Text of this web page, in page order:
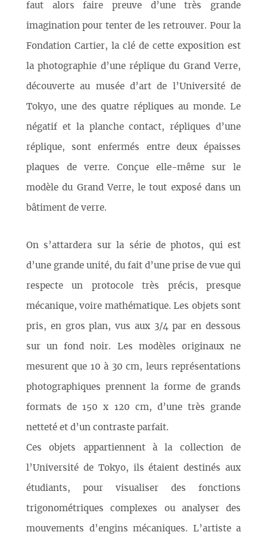
faut alors faire preuve d’une très grande
imagination pour tenter de les retrouver. Pour la
Fondation Cartier, la clé de cette exposition est
la photographie d’une réplique du Grand Verre,
découverte au musée d’art de l’Université de
Tokyo, une des quatre répliques au monde. Le
négatif et la planche contact, répliques d’une
réplique, sont enfermés entre deux épaisses
plaques de verre. Conçue elle-même sur le
modèle du Grand Verre, le tout exposé dans un
bâtiment de verre.
On s’attardera sur la série de photos, qui est
d’une grande unité, du fait d’une prise de vue qui
respecte un protocole très précis, presque
mécanique, voire mathématique. Les objets sont
pris, en gros plan, vus aux 3/4 par en dessous
sur un fond noir. Les modèles originaux ne
mesurent que 10 à 30 cm, leurs représentations
photographiques prennent la forme de grands
formats de 150 x 120 cm, d’une très grande
netteté et d’un contraste parfait.
Ces objets appartiennent à la collection de
l’Université de Tokyo, ils étaient destinés aux
étudiants, pour visualiser des fonctions
trigonométriques complexes ou analyser des
mouvements d’engins mécaniques. L’artiste a